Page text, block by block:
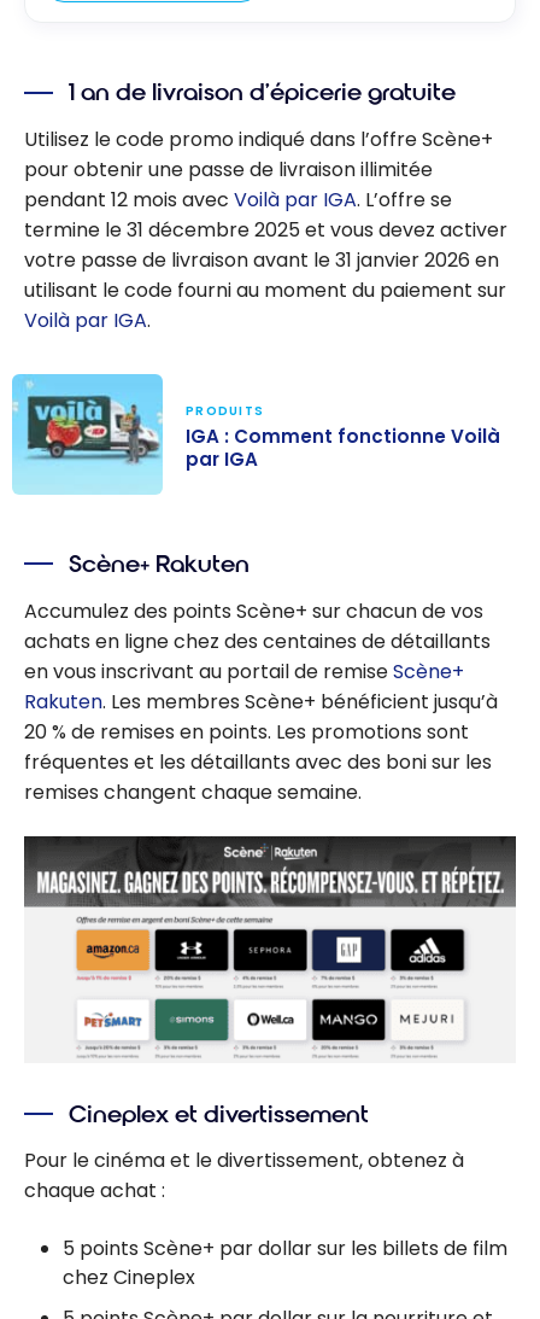
1 an de livraison d’épicerie gratuite
Utilisez le code promo indiqué dans l’offre Scène+
pour obtenir une passe de livraison illimitée
pendant 12 mois avec Voilà par IGA. L’offre se
termine le 31 décembre 2025 et vous devez activer
votre passe de livraison avant le 31 janvier 2026 en
utilisant le code fourni au moment du paiement sur
Voilà par IGA.
Voilà par IGA
PRODUITS
IGA : Comment fonctionne Voilà
par IGA
Scène+ Rakuten
Accumulez des points Scène+ sur chacun de vos
achats en ligne chez des centaines de détaillants
en vous inscrivant au portail de remiseScène+
Rakuten. Les membres Scène+ bénéficient jusqu’à
20 % de remises en points. Les promotions sont
fréquentes et les détaillants avec des boni sur les
remises changent chaque semaine.
Cineplex et divertissement
Pour le cinéma et le divertissement, obtenez à
chaque achat :
5 points Scène+ par dollar sur les billets de film
chez Cineplex